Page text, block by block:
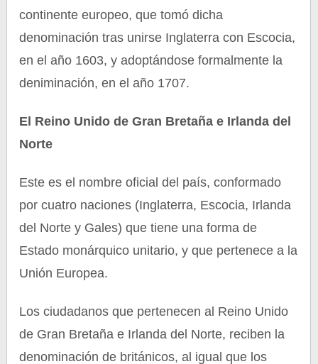
continente europeo, que tomó dicha
denominación tras unirse Inglaterra con Escocia,
en el año 1603, y adoptándose formalmente la
deniminación, en el año 1707.
El Reino Unido de Gran Bretaña e Irlanda del
Norte
Este es el nombre oficial del país, conformado
por cuatro naciones (Inglaterra, Escocia, Irlanda
del Norte y Gales) que tiene una forma de
Estado monárquico unitario, y que pertenece a la
Unión Europea.
Los ciudadanos que pertenecen al Reino Unido
de Gran Bretaña e Irlanda del Norte, reciben la
denominación de británicos, al igual que los